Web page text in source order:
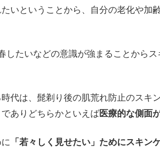
いということから、自分の老化や加
したいなどの意識が強まることから
代は、髭剃り後の肌荒れ防止のスキ
ありどちらかといえば医療的な側面
「若々しく見せたい」ためにスキン